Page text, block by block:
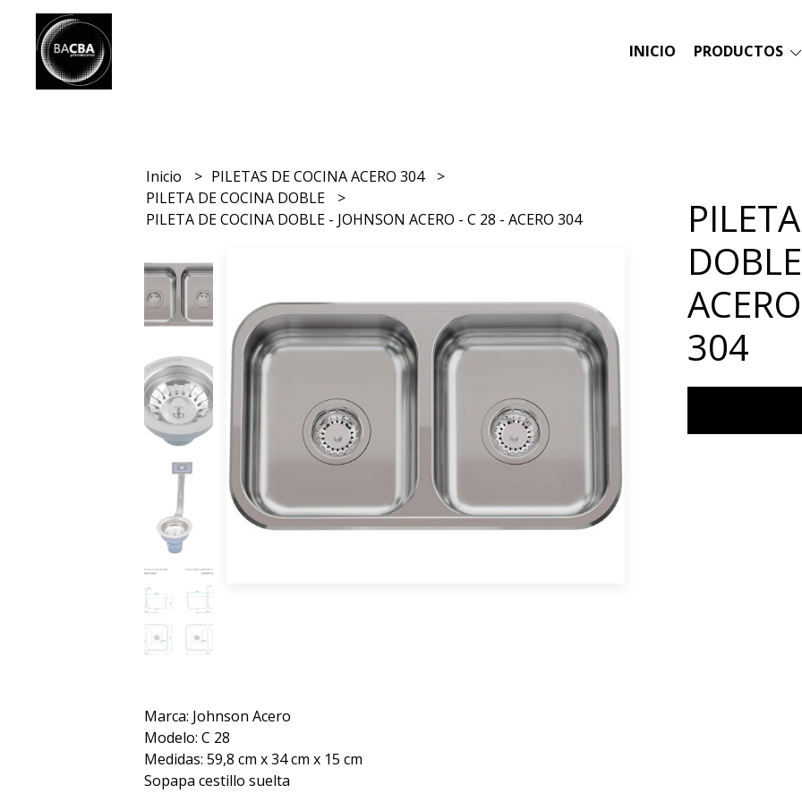
INICIO PRODUCTOS
Inicio
PILETAS DE COCINA ACERO 304
PILETA DE COCINA DOBLE
PILETA DE COCINA DOBLE - JOHNSON ACERO - C 28 - ACERO 304
Marca: Johnson Acero
Modelo: C 28
Medidas: 59,8 cm x 34 cm x 15 cm
Sopapa cestillo suelta
304